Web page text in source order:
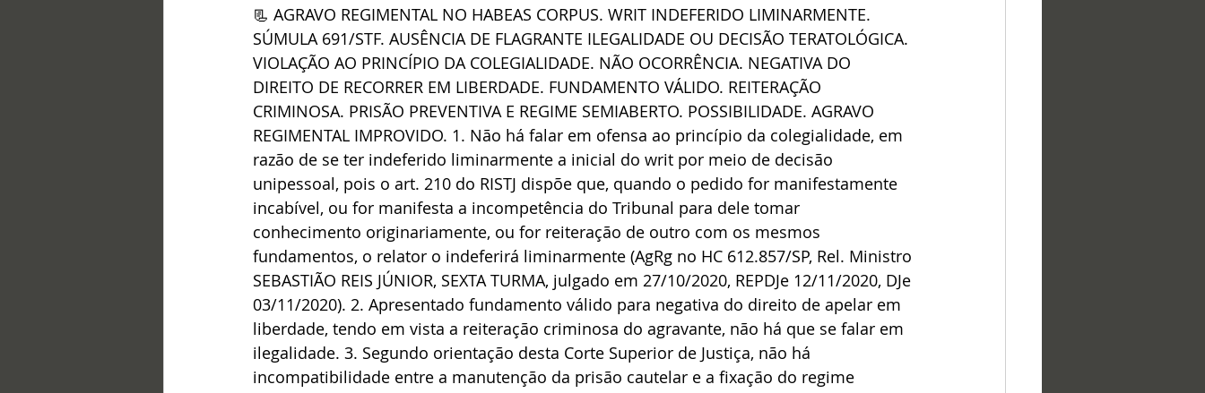
📃 AGRAVO REGIMENTAL NO HABEAS CORPUS. WRIT INDEFERIDO LIMINARMENTE.
SÚMULA 691/STF. AUSÊNCIA DE FLAGRANTE ILEGALIDADE OU DECISÃO TERATOLÓGICA.
VIOLAÇÃO AO PRINCÍPIO DA COLEGIALIDADE. NÃO OCORRÊNCIA. NEGATIVA DO
DIREITO DE RECORRER EM LIBERDADE. FUNDAMENTO VÁLIDO. REITERAÇÃO
CRIMINOSA. PRISÃO PREVENTIVA E REGIME SEMIABERTO. POSSIBILIDADE. AGRAVO
REGIMENTAL IMPROVIDO. 1. Não há falar em ofensa ao princípio da colegialidade, em
razão de se ter indeferido liminarmente a inicial do writ por meio de decisão
unipessoal, pois o art. 210 do RISTJ dispõe que, quando o pedido for manifestamente
incabível, ou for manifesta a incompetência do Tribunal para dele tomar
conhecimento originariamente, ou for reiteração de outro com os mesmos
fundamentos, o relator o indeferirá liminarmente (AgRg no HC 612.857/SP, Rel. Ministro
SEBASTIÃO REIS JÚNIOR, SEXTA TURMA, julgado em 27/10/2020, REPDJe 12/11/2020, DJe
03/11/2020). 2. Apresentado fundamento válido para negativa do direito de apelar em
liberdade, tendo em vista a reiteração criminosa do agravante, não há que se falar em
ilegalidade. 3. Segundo orientação desta Corte Superior de Justiça, não há
incompatibilidade entre a manutenção da prisão cautelar e a fixação do regime